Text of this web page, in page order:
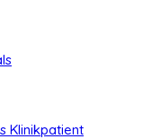
Klinikpatient